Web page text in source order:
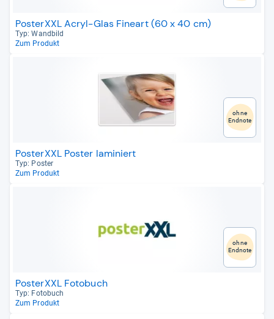
PosterXXL Acryl-Glas Fineart (60 x 40 cm)
Typ: Wand­bild
Zum Produkt
ohne
Endnote
PosterXXL Poster laminiert
Typ: Pos­ter
Zum Produkt
ohne
Endnote
PosterXXL Fotobuch
Typ: Foto­buch
Zum Produkt